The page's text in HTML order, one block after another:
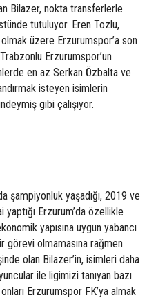
Bilazer, nokta transferlerle
tutuluyor. Eren Tozlu,
üzere Erzurumspor’a son
Erzurumspor’un
en az Serkan Özbalta ve
isteyen isimlerin
gibi çalışıyor.
şampiyonluk yaşadığı, 2019 ve
Erzurum’da özellikle
yapısına uygun yabancı
görevi olmamasına rağmen
olan Bilazer’in, isimleri daha
ile ligimizi tanıyan bazı
Erzurumspor FK’ya almak